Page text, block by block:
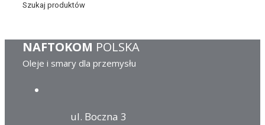
Szukaj produktów
NAFTOKOM POLSKA
Oleje i smary dla przemysłu
ul. Boczna 3